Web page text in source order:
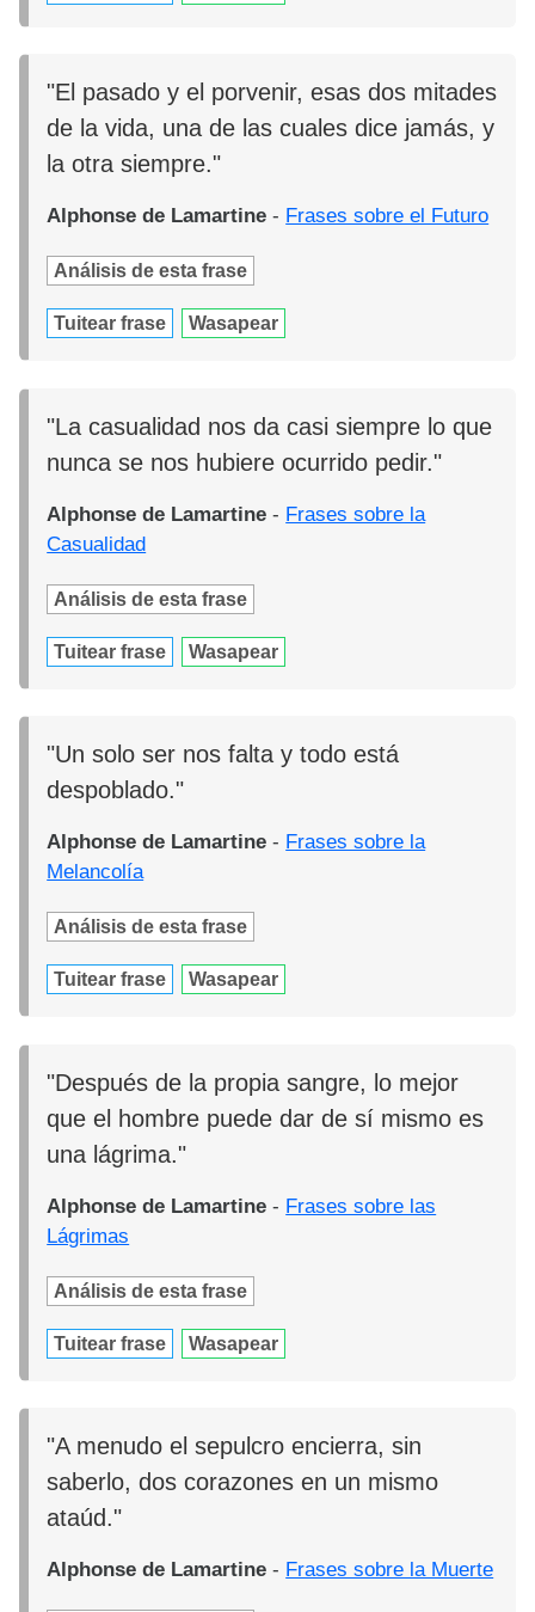
"El pasado y el porvenir, esas dos mitades
de la vida, una de las cuales dice jamás, y
la otra siempre."
Alphonse de Lamartine - Frases sobre el Futuro
Análisis de esta frase
Tuitear frase Wasapear
"La casualidad nos da casi siempre lo que
nunca se nos hubiere ocurrido pedir."
Alphonse de Lamartine - Frases sobre la
Casualidad
Análisis de esta frase
Tuitear frase Wasapear
"Un solo ser nos falta y todo está
despoblado."
Alphonse de Lamartine - Frases sobre la
Melancolía
Análisis de esta frase
Tuitear frase Wasapear
"Después de la propia sangre, lo mejor
que el hombre puede dar de sí mismo es
una lágrima."
Alphonse de Lamartine - Frases sobre las
Lágrimas
Análisis de esta frase
Tuitear frase Wasapear
"A menudo el sepulcro encierra, sin
saberlo, dos corazones en un mismo
ataúd."
Alphonse de Lamartine - Frases sobre la Muerte